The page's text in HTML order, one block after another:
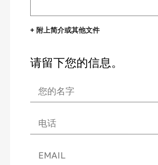
+ 附上简介或其他文件
请留下您的信息。